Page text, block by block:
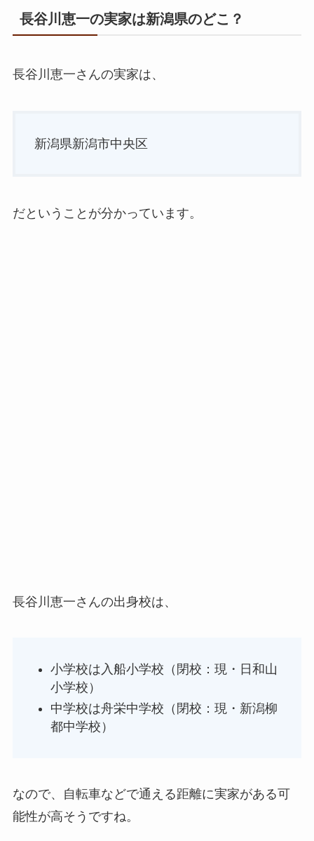
長谷川恵一の実家は新潟県のどこ？
長谷川恵一さんの実家は、
新潟県新潟市中央区
だということが分かっています。
長谷川恵一さんの出身校は、
小学校は入船小学校（閉校：現・日和山
小学校）
中学校は舟栄中学校（閉校：現・新潟柳
都中学校）
なので、自転車などで通える距離に実家がある可
能性が高そうですね。